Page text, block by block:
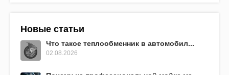
Новые статьи
Что такое теплообменник в автомобил...
02.08.2026